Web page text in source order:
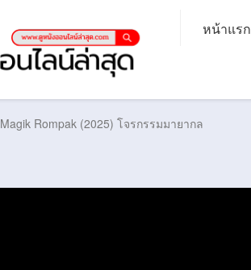
หน้าแรก
Magik Rompak (2025) โจรกรรมมายากล